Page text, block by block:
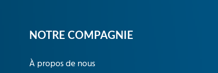
NOTRE COMPAGNIE
À propos de nous